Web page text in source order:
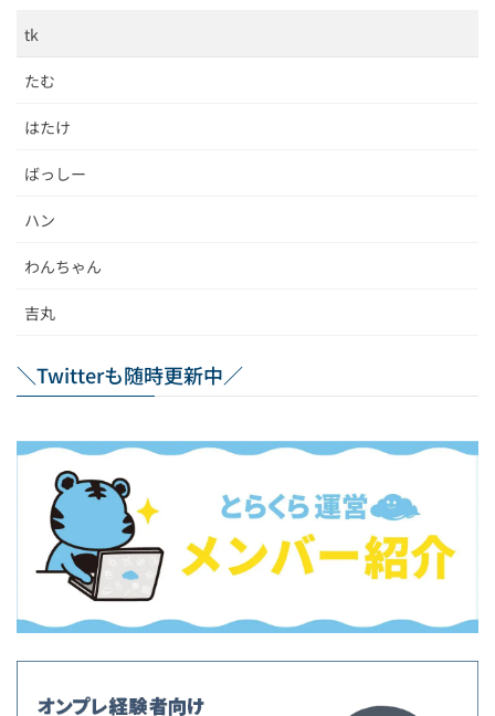
tk
たむ
はたけ
ばっしー
ハン
わんちゃん
吉丸
＼Twitterも随時更新中／